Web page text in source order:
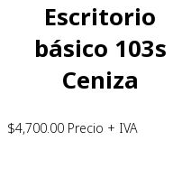
Escritorio
básico 103s
Ceniza
$4,700.00 Precio + IVA